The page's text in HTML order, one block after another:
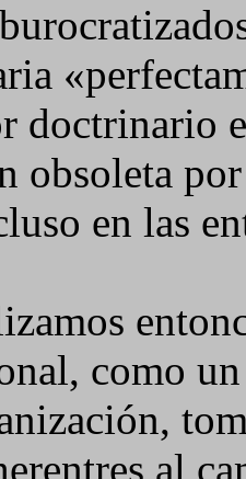
doctrinario
obsoleta
en las
como
al